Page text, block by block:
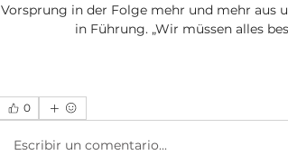
Vorsprung in der Folge mehr und mehr aus
in Führung. „Wir müssen alles
0
Escribir un comentario...